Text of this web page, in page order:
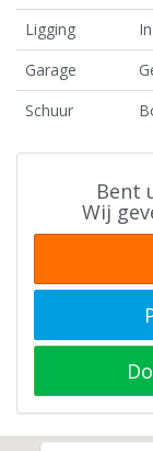
Ligging
Garage
Schuur
Bent
Wij